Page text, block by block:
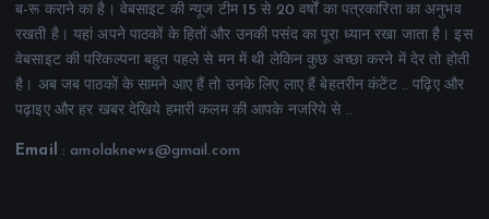
ब-रू कराने का है। वेबसाइट की न्यूज टीम 15 से 20 वर्षों का पत्रकारिता का अनुभव
रखती है। यहां अपने पाठकों के हितों और उनकी पसंद का पूरा ध्यान रखा जाता है। इस
वेबसाइट की परिकल्पना बहुत पहले से मन में थी लेकिन कुछ अच्छा करने में देर तो होती
है। अब जब पाठकों के सामने आए हैं तो उनके लिए लाए हैं बेहतरीन कंटेंट .. पढ़िए और
पढ़ाइए और हर खबर देखिये हमारी कलम की आपके नजरिये से ..
Email : amolaknews@gmail.com